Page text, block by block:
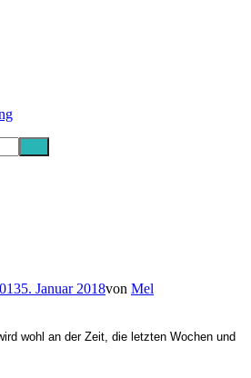
5. Januar 2018von Mel
wohl an der Zeit, die letzten Wochen und